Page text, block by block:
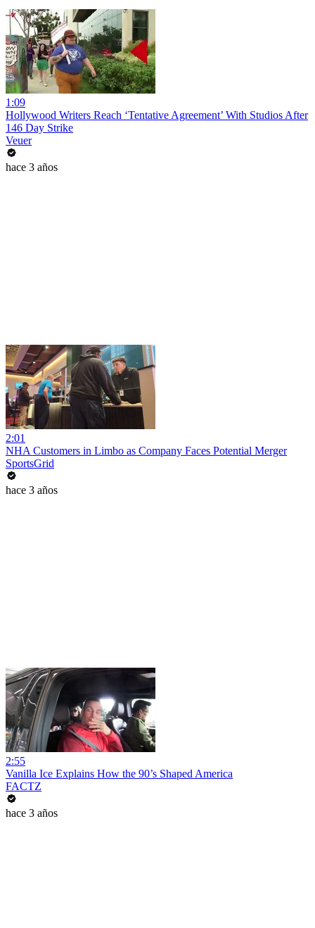
1:09
Hollywood Writers Reach ‘Tentative Agreement’ With Studios After
146 Day Strike
Veuer
hace 3 años
2:01
NHA Customers in Limbo as Company Faces Potential Merger
SportsGrid
hace 3 años
2:55
Vanilla Ice Explains How the 90’s Shaped America
FACTZ
hace 3 años